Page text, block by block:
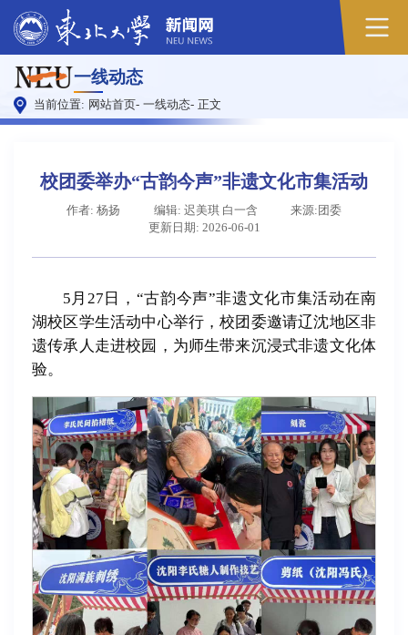
一线动态
当前位置: 网站首页- 一线动态- 正文
校团委举办“古韵今声”非遗文化市集活动
作者: 杨扬 编辑: 迟美琪 白一含
来源:团委
更新日期: 2026-06-01
5月27日，“古韵今声”非遗文化市集活动在南
湖校区学生活动中心举行，校团委邀请辽沈地区非
遗传承人走进校园，为师生带来沉浸式非遗文化体
验。
原